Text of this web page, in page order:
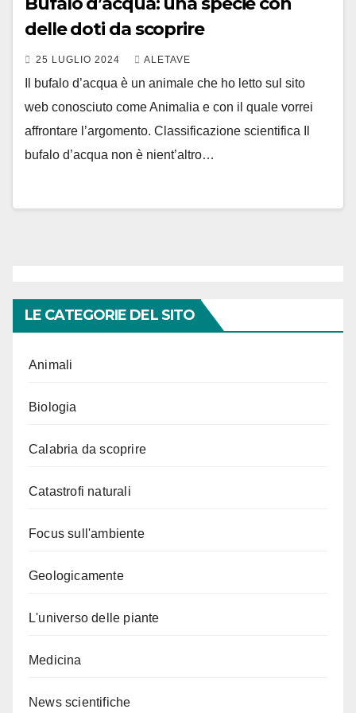
delle doti da scoprire
25 LUGLIO 2024 ALETAVE
Il bufalo d’acqua è un animale che ho letto sul sito
web conosciuto come Animalia e con il quale vorrei
affrontare l’argomento. Classificazione scientifica Il
bufalo d’acqua non è nient’altro…
LE CATEGORIE DEL SITO
Animali
Biologia
Calabria da scoprire
Catastrofi naturali
Focus sull'ambiente
Geologicamente
L'universo delle piante
Medicina
News scientifiche